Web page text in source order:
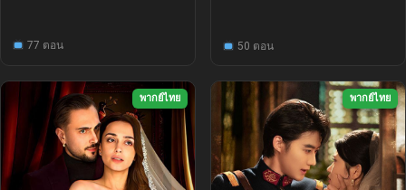
77 ตอน 50 ตอน
พากย์ไทย พากย์ไทย